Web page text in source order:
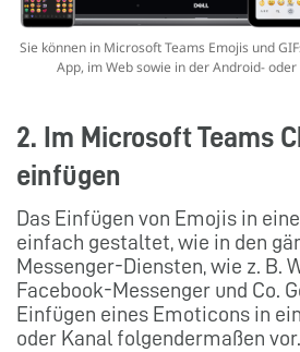
Sie können in Microsoft Teams Emojis und
App, im Web sowie in der Android-
2. Im Microsoft Teams
einfügen
Das Einfügen von Emojis in
einfach gestaltet, wie in den
Messenger-Diensten, wie z. B.
Facebook-Messenger und Co.
Einfügen eines Emoticons in
oder Kanal folgendermaßen vor.